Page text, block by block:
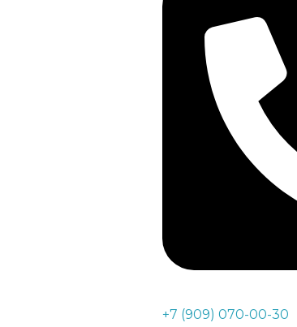
+7 (909) 070-00-30